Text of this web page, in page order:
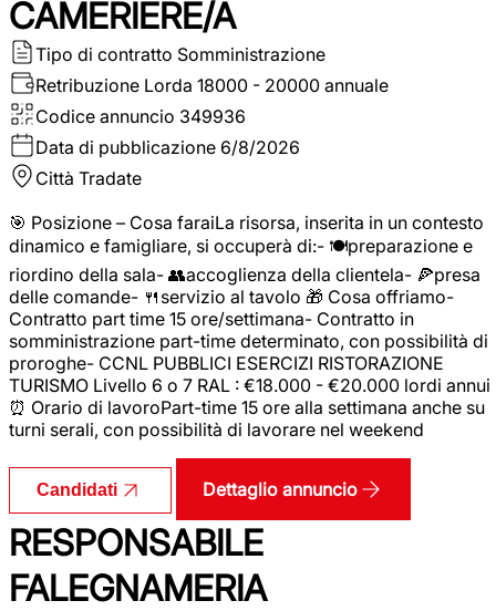
CAMERIERE/A
Tipo di contratto Somministrazione
Retribuzione Lorda 18000 - 20000 annuale
Codice annuncio 349936
Data di pubblicazione 6/8/2026
Città Tradate
🎯 Posizione – Cosa faraiLa risorsa, inserita in un contesto
dinamico e famigliare, si occuperà di:- 🍽️preparazione e
riordino della sala- 👥accoglienza della clientela- 🍕presa
delle comande- 🍴servizio al tavolo 🎁 Cosa offriamo-
Contratto part time 15 ore/settimana- Contratto in
somministrazione part-time determinato, con possibilità di
proroghe- CCNL PUBBLICI ESERCIZI RISTORAZIONE
TURISMO Livello 6 o 7 RAL : €18.000 - €20.000 lordi annui
⏰ Orario di lavoroPart-time 15 ore alla settimana anche su
turni serali, con possibilità di lavorare nel weekend
Candidati Dettaglio annuncio
RESPONSABILE
FALEGNAMERIA